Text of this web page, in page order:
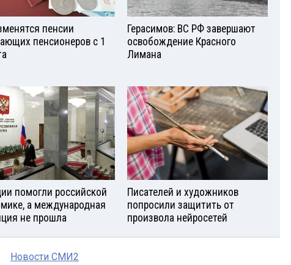
пенсии
пенсионеров с 1
Герасимов: ВС РФ завершают
освобождение Красного
Лимана
помогли российской
а международная
не прошла
Писателей и художников
попросили защитить от
произвола нейросетей
Новости СМИ2